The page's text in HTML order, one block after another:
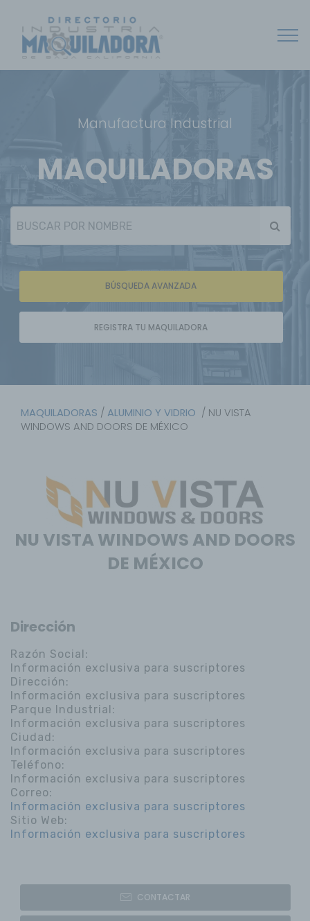
Manufactura Industrial
MAQUILADORAS
BÚSQUEDA AVANZADA
REGISTRA TU MAQUILADORA
MAQUILADORAS / ALUMINIO Y VIDRIO / NU VISTA
WINDOWS AND DOORS DE MÉXICO
NU VISTA WINDOWS AND DOORS
DE MÉXICO
Dirección
Razón Social:
Información exclusiva para suscriptores
Dirección:
Información exclusiva para suscriptores
Parque Industrial:
Información exclusiva para suscriptores
Ciudad:
Información exclusiva para suscriptores
Teléfono:
Información exclusiva para suscriptores
Correo:
Información exclusiva para suscriptores
Sitio Web:
Información exclusiva para suscriptores
CONTACTAR